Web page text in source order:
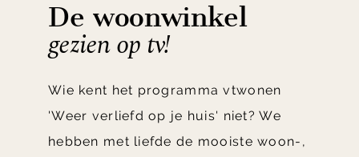
De woonwinkel
gezien op tv!
Wie kent het programma vtwonen
'Weer verliefd op je huis' niet? We
hebben met liefde de mooiste woon-,